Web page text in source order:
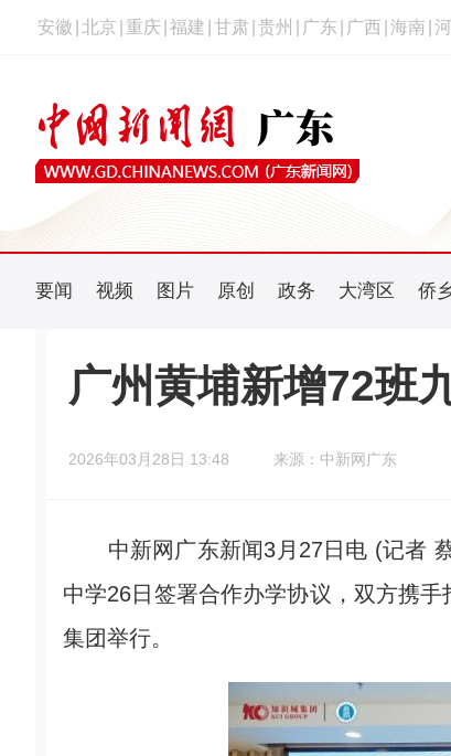
安徽 北京 重庆 福建 甘肃 贵州 广东 广西 海南
要闻 视频 图片 原创 政务 大湾区 侨
广州黄埔新增72班
2026年03月28日 13:48 来源：中新网广东
中新网广东新闻3月27日电 (记者 蔡
中学26日签署合作办学协议，双方携
集团举行。